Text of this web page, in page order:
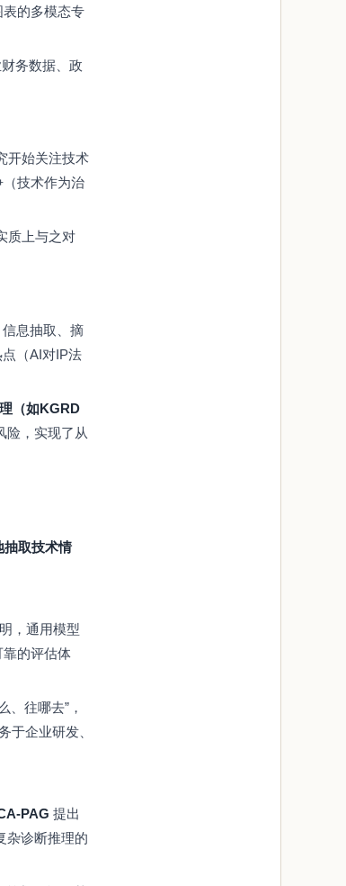
的多模态专
务数据、政
开始关注技术
技术作为治
质上与之对
息抽取、摘
（AI对IP法
（如KGRD
险，实现了从
抽取技术情
，通用模型
的评估体
、往哪去”，
于企业研发、
PAG 提出
杂诊断推理的